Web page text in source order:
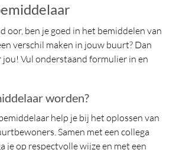
oor, ben je goed in het bemiddelen van
verschil maken in jouw buurt? Dan
jou! Vul onderstaand formulier in en
worden?
help je bij het oplossen van
Samen met een collega
je op respectvolle wijze en met een